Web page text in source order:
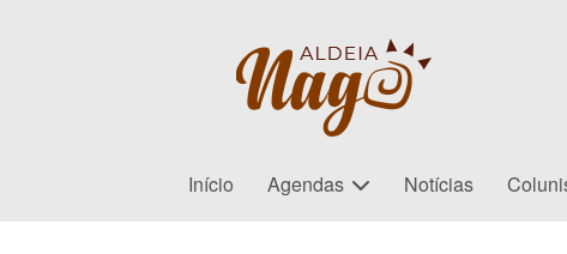
Início Agendas Notícias